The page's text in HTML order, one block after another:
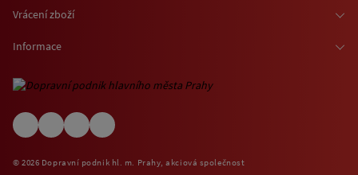
Osobní odběr zboží
O nákupu jízdenek a vstupenek
(EN) Shipping abroad
Vrácení zboží
Informace
Informace o využívání cookies
© 2026 Dopravní podnik hl. m. Prahy, akciová společnost